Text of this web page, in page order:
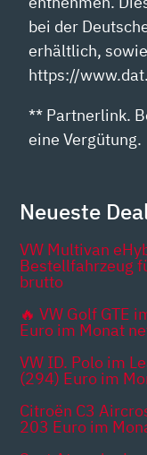
bei der
erhältlich,
https://
** Partnerlink.
eine Vergütung.
Neueste
VW Multivan
Bestellfahrzeug
brutto
🔥 VW Golf GTE
Euro im Monat
VW ID. Polo im
(294) Euro im
Citroën C3
203 Euro im